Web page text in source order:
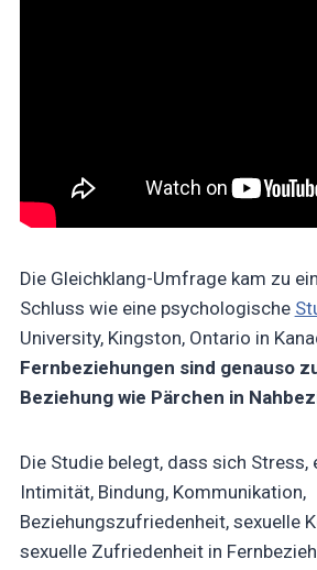
Die Gleichklang-Umfrage kam zu
Schluss wie eine psychologische
University, Kingston, Ontario in
Fernbeziehungen sind genauso
Beziehung wie Pärchen in
Die Studie belegt, dass sich Stress,
Intimität, Bindung, Kommunikation,
Beziehungszufriedenheit, sexuelle
sexuelle Zufriedenheit in